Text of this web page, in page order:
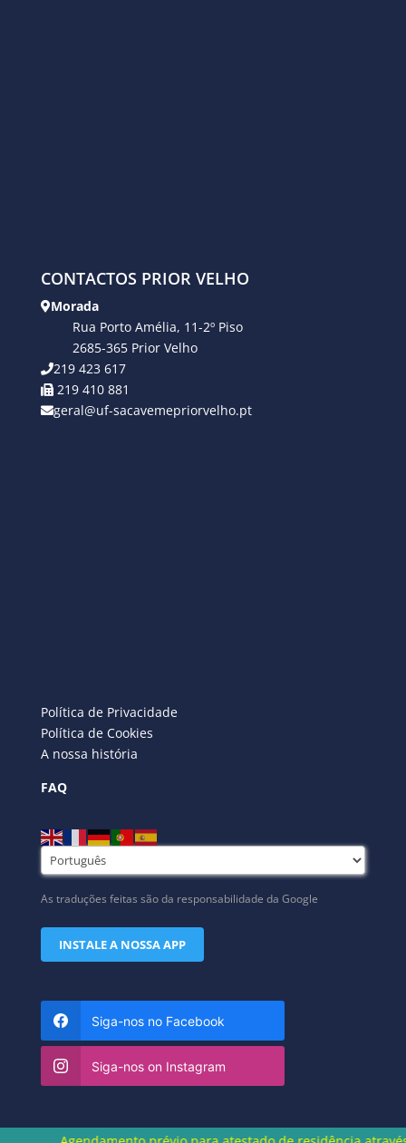
CONTACTOS PRIOR VELHO
Morada
Rua Porto Amélia, 11-2º Piso
2685-365 Prior Velho
219 423 617
219 410 881
geral@uf-sacavemepriorvelho.pt
Política de Privacidade
Política de Cookies
A nossa história
FAQ
As traduções feitas são da responsabilidade da Google
INSTALE A NOSSA APP
Siga-nos no Facebook
Siga-nos on Instagram